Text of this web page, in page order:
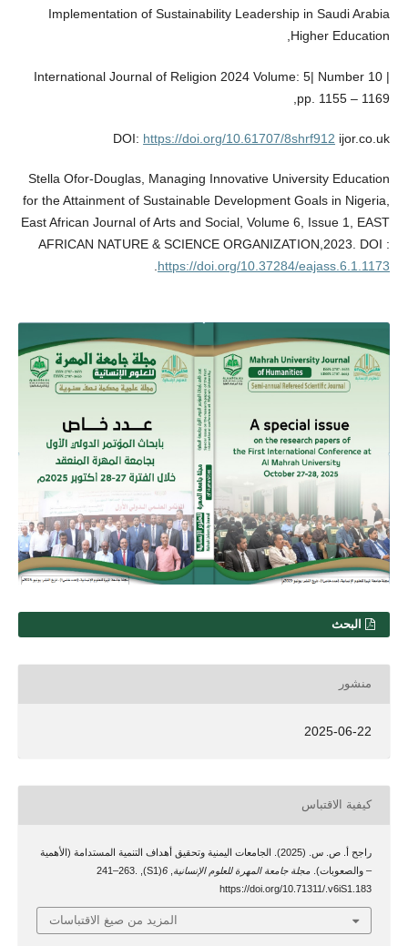
Implementation of Sustainability Leadership in Saudi Arabia
Higher Education,
International Journal of Religion 2024 Volume: 5| Number 10 |
pp. 1155 – 1169,
DOI: https://doi.org/10.61707/8shrf912 ijor.co.uk
Stella Ofor-Douglas, Managing Innovative University Education
for the Attainment of Sustainable Development Goals in Nigeria,
East African Journal of Arts and Social, Volume 6, Issue 1, EAST
AFRICAN NATURE & SCIENCE ORGANIZATION,2023. DOI :
https://doi.org/10.37284/eajass.6.1.1173
البحث
منشور
2025-06-22
كيفية الاقتباس
راجح أ. ص. س. (2025). الجامعات اليمنية وتحقيق أهداف التنمية المستدامة (الأهمية
– والصعوبات). مجلة جامعة المهرة للعلوم الإنسانية 6
(S1), 241–263.
https://doi.org/10.71311/.v6iS1.183
المزيد من صيغ الاقتباسات